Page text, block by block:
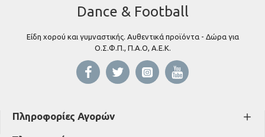
Dance & Football
Είδη χορού και γυμναστικής. Αυθεντικά προϊόντα - Δώρα για
Ο.Σ.Φ.Π., Π.Α.Ο, Α.Ε.Κ.
Πληροφορίες Αγορών